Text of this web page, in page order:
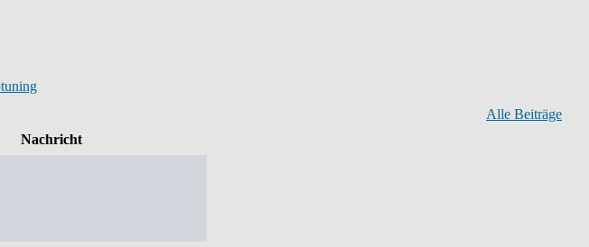
Alle Beiträge
Nachricht